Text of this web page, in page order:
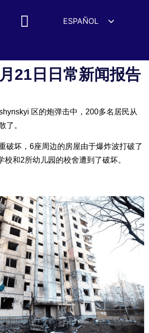
ESPAÑOL
FRANÇAIS
УКРАЇНСЬКА
हिन्दी
ITALIANO
21日日常新闻报告
区的炮弹击中，200多名居民从
了。
破坏，6座周边的房屋由于爆炸波打破了
校和2所幼儿园的校舍遭到了破坏。